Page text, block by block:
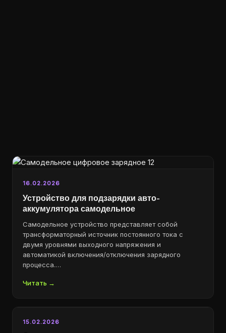
16.02.2026
Устройство для подзарядки авто-
аккумулятора самодельное
Самодельное устройство представляет собой
трансформаторный источник постоянного тока с
двумя уровнями выходного напряжения и
автоматикой включения/отключения зарядного
процесса.…
Читать →
15.02.2026